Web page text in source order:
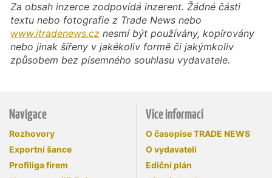
Za obsah inzerce zodpovídá inzerent. Žádné části
textu nebo fotografie z Trade News nebo
www.itradenews.cz nesmí být používány, kopírovány
nebo jinak šířeny v jakékoliv formě či jakýmkoliv
způsobem bez písemného souhlasu vydavatele.
Navigace
Rozhovory
Exportní šance
Profiliga firem
Více informací
O časopise TRADE NEWS
O vydavateli
Ediční plán